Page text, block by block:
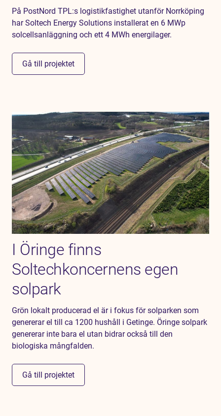
På PostNord TPL:s logistikfastighet utanför Norrköping
har Soltech Energy Solutions installerat en 6 MWp
solcellsanläggning och ett 4 MWh energilager.
Gå till projektet
I Öringe finns
Soltechkoncernens egen
solpark
Grön lokalt producerad el är i fokus för solparken som
genererar el till ca 1200 hushåll i Getinge. Öringe solpark
genererar inte bara el utan bidrar också till den
biologiska mångfalden.
Gå till projektet